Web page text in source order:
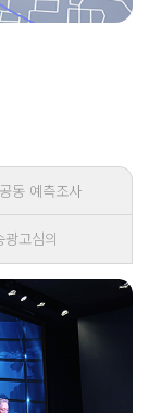
동 예측조사
광고심의